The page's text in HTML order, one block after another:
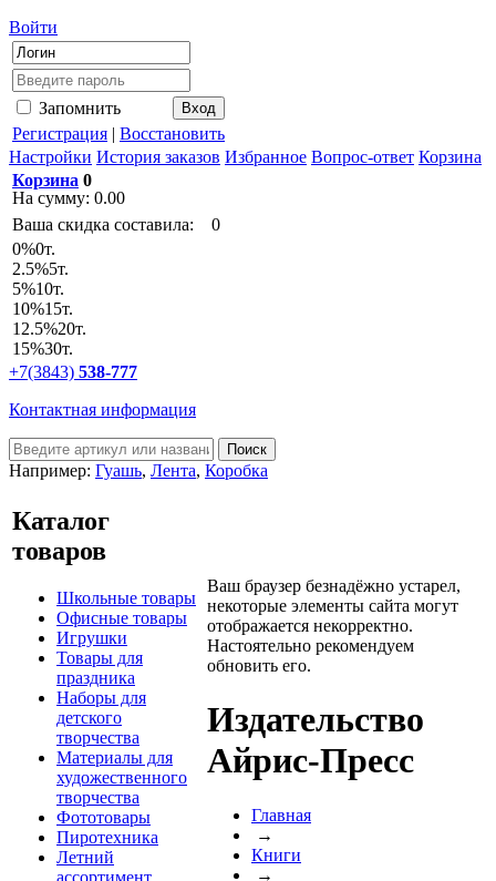
Войти
Запомнить
Регистрация | Восстановить
Настройки История заказов Избранное Вопрос-ответ Корзина
Корзина 0
На сумму: 0.00
Ваша скидка составила:
0
0%0т.
2.5%5т.
5%10т.
10%15т.
12.5%20т.
15%30т.
+7(3843) 538-777
Контактная информация
Например: Гуашь, Лента, Коробка
Каталог
товаров
Школьные товары
Офисные товары
Игрушки
Товары для
праздника
Наборы для
детского
творчества
Материалы для
художественного
творчества
Фототовары
Пиротехника
Летний
ассортимент
Ваш браузер безнадёжно устарел,
некоторые элементы сайта могут
отображается некорректно.
Настоятельно рекомендуем
обновить его.
Издательство
Айрис-Пресс
Главная
→
Книги
→